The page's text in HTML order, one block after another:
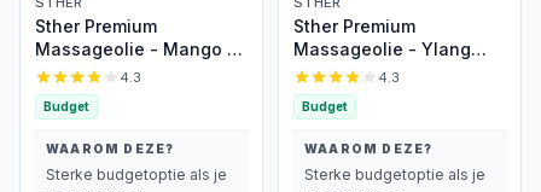
Sther Premium
Massageolie - Mango -
250ml - Natuurlijk
Glijmiddel op Oliebasis -
Met Avocado-olie -
Langdurig Glijvermogen
4.3
Budget
WAAROM DEZE?
Sterke budgetoptie als je
Sther Premium
Massageolie - Ylang
Ylang - 250ml - 100%
Plantaardig - Voedende
Huidolie - Voor
Ontspanning & Intimiteit
4.3
Budget
WAAROM DEZE?
Sterke budgetoptie als je